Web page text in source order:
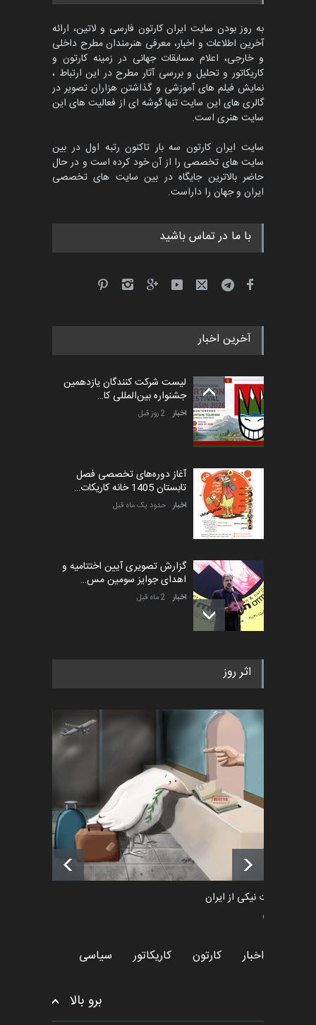
به روز بودن سایت ایران کارتون فارسی و لاتین، ارائه
آخرین اطلاعات و اخبار، معرفی هنرمندان مطرح داخلی
و خارجی، اعلام مسابقات جهانی در زمینه کارتون و
کاریکاتور و تحلیل و بررسی آثار مطرح در این ارتباط ،
نمایش فیلم های آموزشی و گذاشتن هزاران تصویر در
گالری های این سایت تنها گوشه ای از فعالیت های این
سایت هنری است.
سایت ایران کارتون سه بار تاکنون رتبه اول در بین
سایت های تخصصی را از آن خود کرده است و در حال
حاضر بالاترین جایگاه در بین سایت های تخصصی
ایران و جهان را داراست.
با ما در تماس باشید
آخرین اخبار
لیست شرکت کنندگان یازدهمین
جشنواره بین‌المللی کا…
اخبار 2 روز قبل
آغاز دوره‌های تخصصی فصل
تابستان 1405 خانه کاریکات…
اخبار حدود یک ماه قبل
گزارش تصویری آیین اختتامیه و
اهدای جوایز سومین مس…
اخبار 2 ماه قبل
به یاد اردوغان باشول (۱۹۳۶–
اخبار 2 ماه قبل
رویداد کارگاهی کارتون و پوستر
«ایران سربلند» به ا…
اخبار 6 ماه قبل
فراخوان رویداد کارگاهی کارتون و
پوستر "ایران سربل…
اخبار 6 ماه قبل
اثر روز
طراوت نیکی از ایران
سیاسی
اخبار کارتون کاریکاتور سیاسی
برو بالا